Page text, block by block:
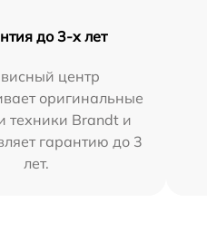
до 3-х лет
центр
оригинальные
техники Brandt и
гарантию до 3
лет.